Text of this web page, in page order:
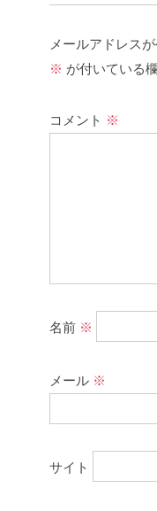
メールアドレス
※ が付いている
コメント ※
名前 ※
メール ※
サイト